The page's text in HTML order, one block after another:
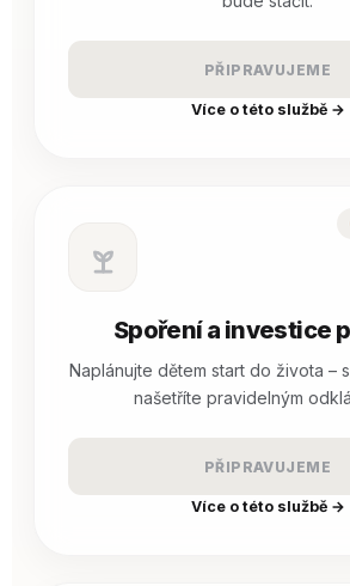
PŘIPRAVUJEME
Více o této službě →
Spoření a investice
Naplánujte dětem start do života –
našetříte pravidelným
PŘIPRAVUJEME
Více o této službě →